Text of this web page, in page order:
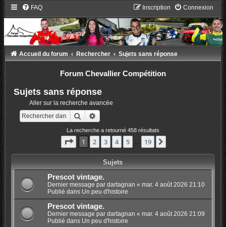
FAQ Connexion
Inscription
Accueil du forum Rechercher Sujets sans réponse
Forum Chevallier Compétition
Sujets sans réponse
Aller sur la recherche avancée
Rechercher
La recherche a retourné 458 résultats
Page 1sur19
1 2 3 4 5 19
Sujets
Prescot vintage.
Dernier message par dartagnan « mar. 4 août 2026 21:10
Publié dans Un peu d'histoire
Prescot vintage.
Dernier message par dartagnan « mar. 4 août 2026 21:09
Publié dans Un peu d'histoire